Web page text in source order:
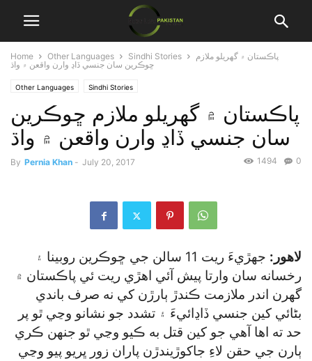
Home Other Languages Sindhi Stories
پاڪستان ۾ گھريلو ملازم
ڇوڪرين سان جنسي ڏاڍ وارن واقعن ۾ واڌ
Other Languages Sindhi Stories
پاڪستان ۾ گھريلو ملازم ڇوڪرين
سان جنسي ڏاڍ وارن واقعن ۾ واڌ
By Pernia Khan - July 20, 2017 0
1494
لاهور:
جهڙيءَ ريت 11 سالن جي ڇوڪرين روبينا ۽
رخسانه سان وارتا پيش آئي اهڙي ريت ئي پاڪستان ۾
گھرن اندر ملازمت ڪندڙ ٻارڙن کي نه صرف باندي
بڻائي کين جنسي ڏاڍائيءَ ۽ تشدد جو نشانو وڃي ٿو پر
حد ته اها آهي جو کين قتل به ڪيو وڃي ٿو جنهن ڪري
ٻارن جي حقن لاءِ جاکوڙيندڙن پاران زور ڀريو پيو وڃي